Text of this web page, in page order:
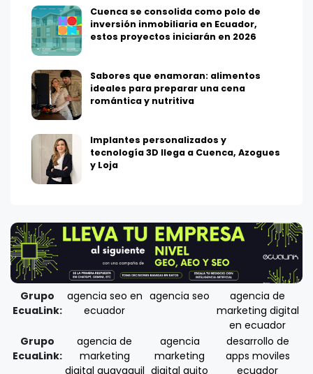
Cuenca se consolida como polo de
inversión inmobiliaria en Ecuador,
estos proyectos iniciarán en 2026
Sabores que enamoran: alimentos
ideales para preparar una cena
romántica y nutritiva
Implantes personalizados y
tecnología 3D llega a Cuenca, Azogues
y Loja
Grupo
EcuaLink:
agencia seo en
ecuador
agencia seo
agencia de
marketing digital
en ecuador
Grupo
EcuaLink:
agencia de
marketing
digital guayaquil
agencia
marketing
digital quito
desarrollo de
apps moviles
ecuador